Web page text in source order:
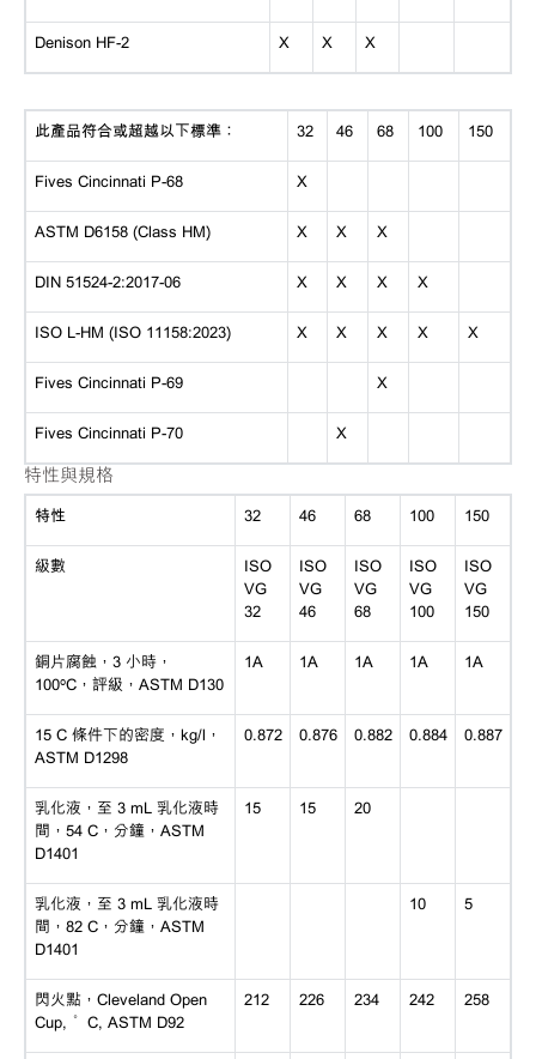
Denison HF-2 X X X
此產品符合或超越以下標準： 32 46 68 100 150
Fives Cincinnati P-68 X
ASTM D6158 (Class HM) X X X
DIN 51524-2:2017-06 X X X X
ISO L-HM (ISO 11158:2023) X X X X X
Fives Cincinnati P-69 X
Fives Cincinnati P-70 X
特性與規格
特性 32 46 68 100 150
級數
ISO
VG
32
ISO
VG
46
ISO
VG
68
ISO
VG
100
ISO
VG
150
銅片腐蝕，3 小時，
100ºC，評級，ASTM D130
1A 1A 1A 1A 1A
15 C 條件下的密度，kg/l，
ASTM D1298
0.872 0.876 0.882 0.884 0.887
乳化液，至 3 mL 乳化液時
間，54 C，分鐘，ASTM
D1401
15 15 20
乳化液，至 3 mL 乳化液時
間，82 C，分鐘，ASTM
D1401
10 5
閃火點，Cleveland Open
Cup, °C, ASTM D92
212 226 234 242 258